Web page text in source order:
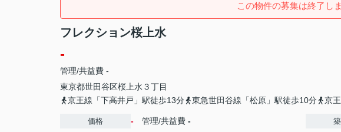
この物件の募集は終了しま
フレクション桜上水
-
管理/共益費 -
東京都世田谷区桜上水 ３丁目
京王線「下高井戸」駅徒歩13分
東急世田谷線「松原」駅徒歩10分 京
価格 - 管理/共益費 -